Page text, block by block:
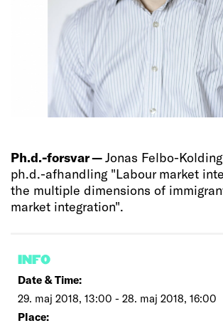
Ph.d.-forsvar —Jonas Felbo-
ph.d.-afhandling "Labour market
the multiple dimensions of
market integration".
INFO
Date & Time:
29. maj 2018, 13:00 - 28. maj 2018, 16:00
Place: